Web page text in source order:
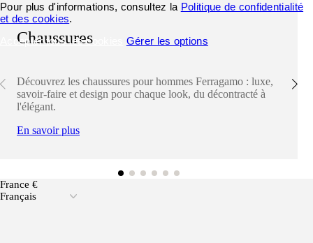
Chaussures
Découvrez les chaussures pour hommes Ferragamo : luxe,
savoir-faire et design pour chaque look, du décontracté à
l'élégant.
En savoir plus
France €
Français
Pour plus d'informations, consultez la Politique de confidentialité
et des cookies.
Accepter tous les cookies
Gérer les options